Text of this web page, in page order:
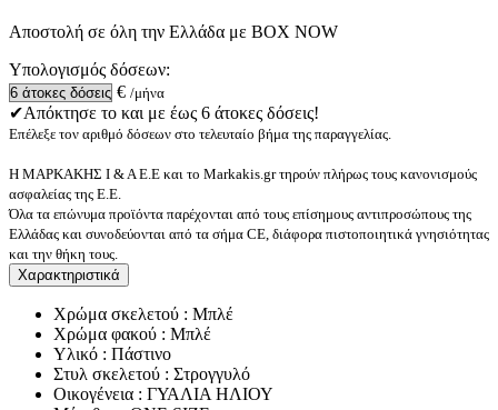
Αποστολή σε όλη την Ελλάδα με BOX NOW
Υπολογισμός δόσεων:
€ /μήνα
✔Απόκτησε το και με έως 6 άτοκες δόσεις!
Επέλεξε τον αριθμό δόσεων στο τελευταίο βήμα της παραγγελίας.
Η ΜΑΡΚΑΚΗΣ Ι & Α Ε.Ε και το Markakis.gr τηρούν πλήρως τους κανονισμούς
ασφαλείας της Ε.Ε.
Όλα τα επώνυμα προϊόντα παρέχονται από τους επίσημους αντιπροσώπους της
Ελλάδας και συνοδεύονται από τα σήμα CE, διάφορα πιστοποιητικά γνησιότητας
και την θήκη τους.
Χαρακτηριστικά
Χρώμα σκελετού : Μπλέ
Χρώμα φακού : Μπλέ
Υλικό : Πάστινο
Στυλ σκελετού : Στρογγυλό
Οικογένεια : ΓΥΑΛΙΑ ΗΛΙΟΥ